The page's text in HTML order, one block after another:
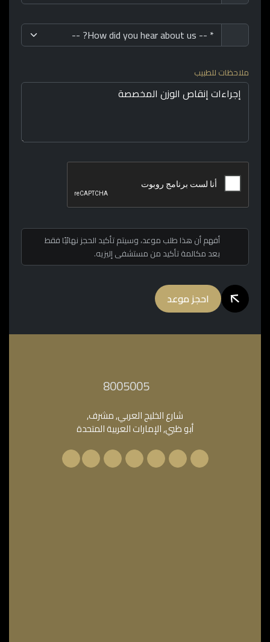
ملاحظات للطبيب
أفهم أن هذا طلب موعد، وسيتم تأكيد الحجز نهائيًا فقط
بعد مكالمة تأكيد من مستشفى إليزيه.
احجز موعد
شارع الخليج العربي, مشرف,
أبو ظبي, الإمارات العربية المتحدة